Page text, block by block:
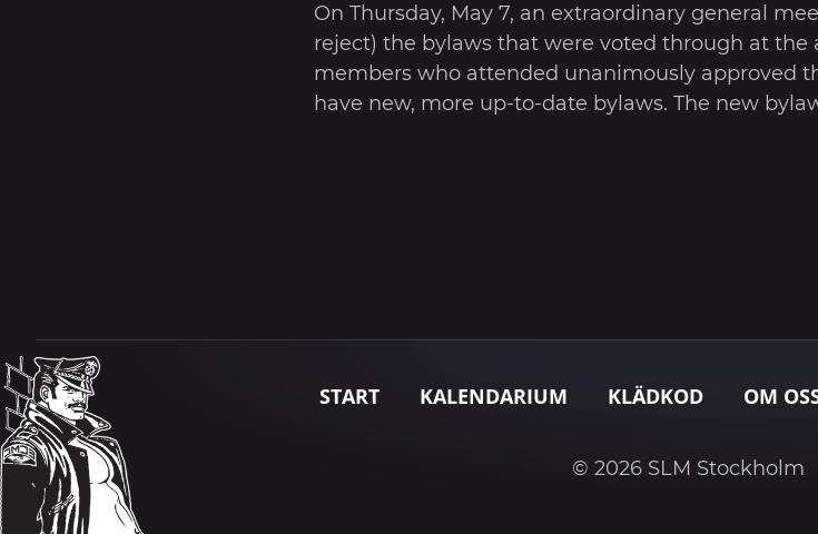
On Thursday, May 7, an extraordinary general
reject) the bylaws that were voted through at the
members who attended unanimously approved
have new, more up-to-date bylaws. The new
START KALENDARIUM KLÄDKOD OM
© 2026 SLM Stockholm